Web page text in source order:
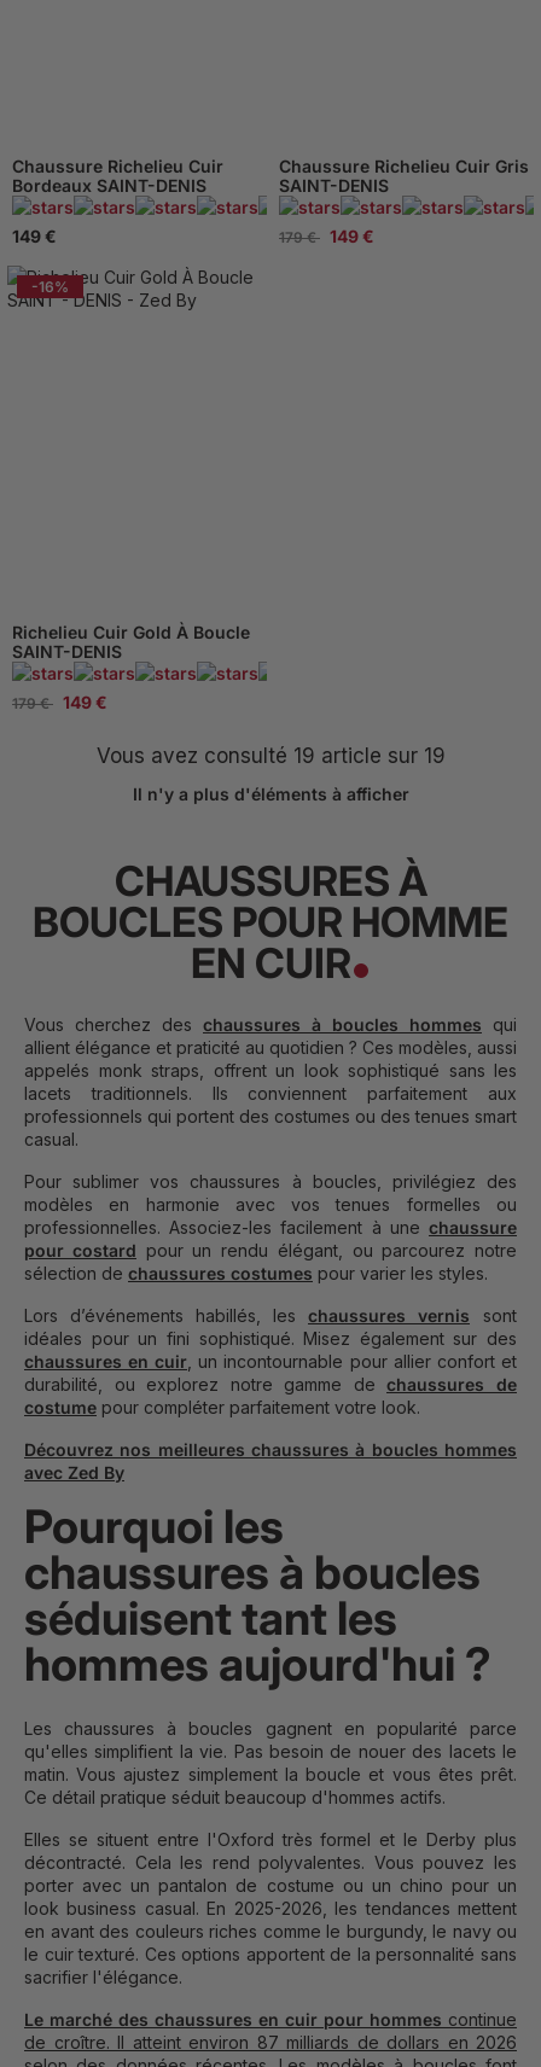
Chaussure Richelieu Cuir
Bordeaux SAINT-DENIS
149 €
95 Avis
Chaussure Richelieu Cuir Gris
SAINT-DENIS
179 € 149 €
-16%
Richelieu Cuir Gold À Boucle
SAINT-DENIS
179 € 149 €
Vous avez consulté 19 article sur 19
Il n'y a plus d'éléments à afficher
CHAUSSURES À
BOUCLES POUR HOMME
EN CUIR
Vous cherchez des chaussures à boucles hommes qui
allient élégance et praticité au quotidien ? Ces modèles, aussi
appelés monk straps, offrent un look sophistiqué sans les
lacets traditionnels. Ils conviennent parfaitement aux
professionnels qui portent des costumes ou des tenues smart
casual.
Pour sublimer vos chaussures à boucles, privilégiez des
modèles en harmonie avec vos tenues formelles ou
professionnelles. Associez-les facilement à une chaussure
pour costard pour un rendu élégant, ou parcourez notre
sélection de chaussures costumes pour varier les styles.
Lors d’événements habillés, les chaussures vernis sont
idéales pour un fini sophistiqué. Misez également sur des
chaussures en cuir , un incontournable pour allier confort et
durabilité, ou explorez notre gamme de chaussures de
costume pour compléter parfaitement votre look.
Découvrez nos meilleures chaussures à boucles hommes
avec Zed By
Pourquoi les
chaussures à boucles
séduisent tant les
hommes aujourd'hui ?
Les chaussures à boucles gagnent en popularité parce
qu'elles simplifient la vie. Pas besoin de nouer des lacets le
matin. Vous ajustez simplement la boucle et vous êtes prêt.
Ce détail pratique séduit beaucoup d'hommes actifs.
Elles se situent entre l'Oxford très formel et le Derby plus
décontracté. Cela les rend polyvalentes. Vous pouvez les
porter avec un pantalon de costume ou un chino pour un
look business casual. En 2025-2026, les tendances mettent
en avant des couleurs riches comme le burgundy, le navy ou
le cuir texturé. Ces options apportent de la personnalité sans
sacrifier l'élégance.
Le marché des chaussures en cuir pour hommes continue
de croître. Il atteint environ 87 milliards de dollars en 2026